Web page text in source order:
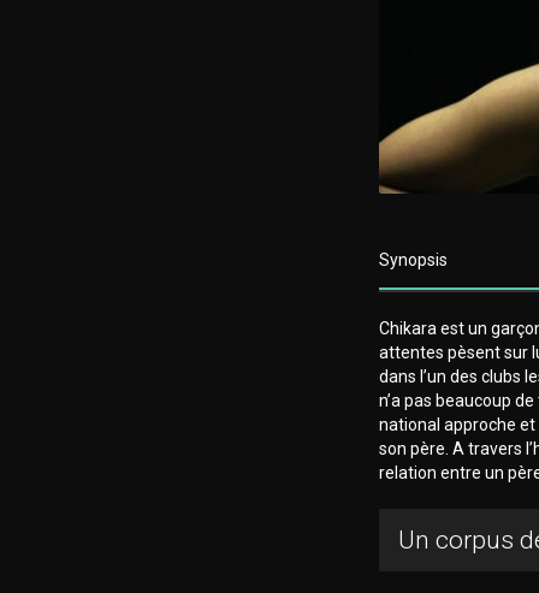
Synopsis
Chikara est un
attentes pèsent sur
dans l’un des clubs
n’a pas beaucoup
national approche et
son père. A travers
relation entre un
Un corpus